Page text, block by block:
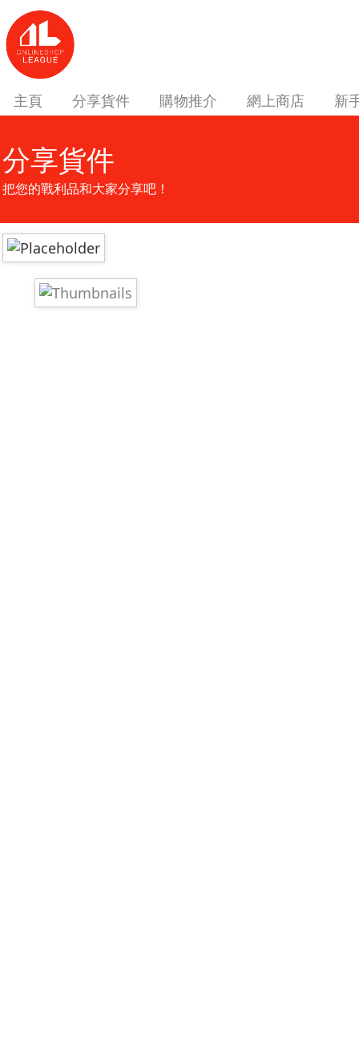
主頁 分享貨件 購物推介 網上商店 新
分享貨件
把您的戰利品和大家分享吧！